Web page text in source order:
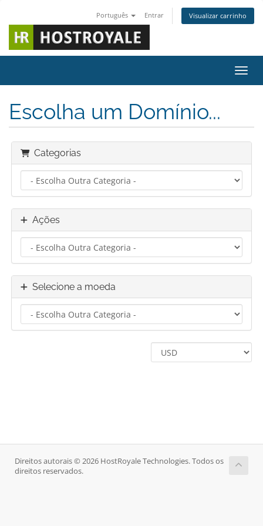
Português Entrar Visualizar carrinho
Escolha um Domínio...
Categorias
Ações
Selecione a moeda
Direitos autorais © 2026 HostRoyale Technologies. Todos os
direitos reservados.